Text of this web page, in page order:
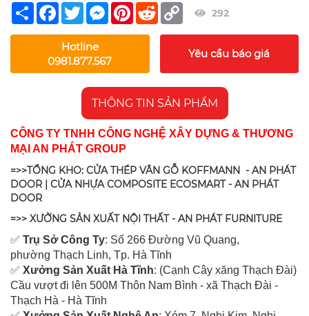
Share Facebook
TwitterMessengerPinterest
Reddit Copy
Link
292
Hotline
0981.877.567
Yêu cầu báo giá
THÔNG TIN SẢN PHẨM
CÔNG TY TNHH CÔNG NGHỆ XÂY DỰNG & THƯƠNG
MẠI AN PHÁT GROUP
=>>TỔNG KHO: CỬA THÉP VÂN GỖ KOFFMANN - AN PHÁT
DOOR | CỬA NHỰA COMPOSITE ECOSMART - AN PHÁT
DOOR
=>> XƯỞNG SẢN XUẤT NỘI THẤT - AN PHÁT FURNITURE
✅ Trụ Sở Công Ty: Số 266 Đường Vũ Quang,
phường Thạch Linh, Tp. Hà Tĩnh
✅ Xưởng Sản Xuất Hà Tĩnh: (Cạnh Cây xăng Thạch Đài)
Cầu vượt đi lên 500M Thôn Nam Bình - xã Thạch Đài -
Thạch Hà - Hà Tĩnh